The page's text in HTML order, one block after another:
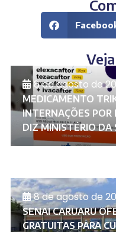
8 de agosto de
MEDICAMENTO
INTERNAÇÕES POR
DIZ MINISTÉRIO DA
8 de agosto de
SENAI CARUARU
GRATUITAS PARA